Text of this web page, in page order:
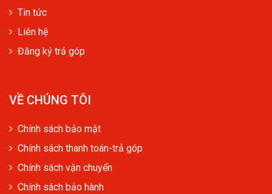
Tin tức
Liên hệ
Đăng ký trả góp
VỀ CHÚNG TÔI
Chính sách bảo mật
Chính sách thanh toán-trả góp
Chính sách vận chuyển
Chính sách bảo hành